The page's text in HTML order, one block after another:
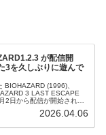
が配信開
3を久しぶりに遊んで
BIOHAZARD (1996)、
3 LAST ESCAPE
日から配信が開始されま
2026.04.06